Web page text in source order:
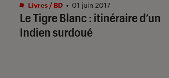
Le Tigre Blanc : itinéraire d’un
Indien surdoué
Livres / BD • 01 juin 2017